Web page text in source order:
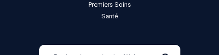
Premiers Soins
Santé
Recherche